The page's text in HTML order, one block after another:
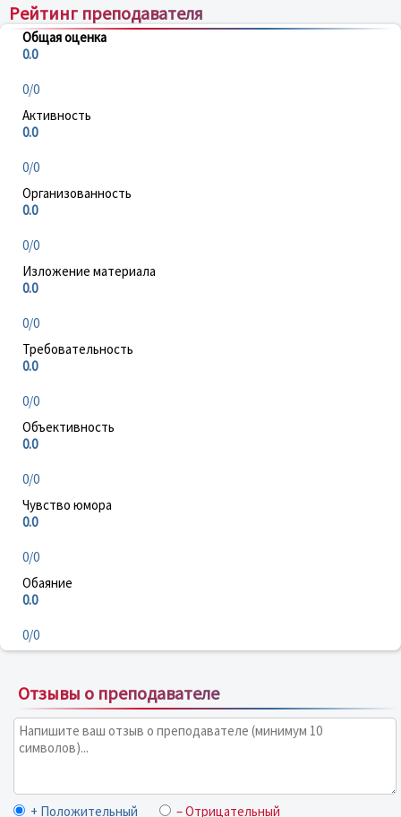
Рейтинг преподавателя
Общая оценка
0.0
0/0
Активность
0.0
0/0
Организованность
0.0
0/0
Изложение материала
0.0
0/0
Требовательность
0.0
0/0
Объективность
0.0
0/0
Чувство юмора
0.0
0/0
Обаяние
0.0
0/0
Отзывы о преподавателе
+ Положительный – Отрицательный